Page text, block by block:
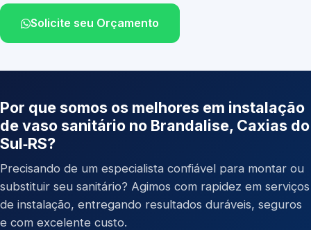
Solicite seu Orçamento
Por que somos os melhores em instalação
de vaso sanitário no Brandalise, Caxias do
Sul‑RS?
Precisando de um especialista confiável para montar ou
substituir seu sanitário? Agimos com rapidez em serviços
de instalação, entregando resultados duráveis, seguros
e com excelente custo.